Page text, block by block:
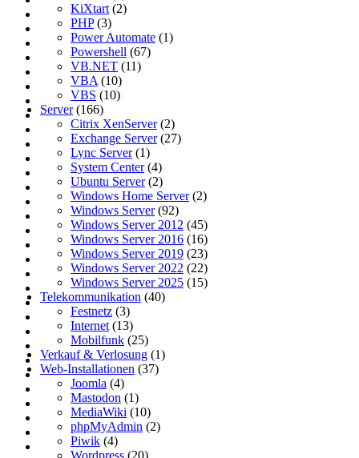
KiXtart (2)
PHP(3)
Power Automate (1)
Powershell (67)
VB.NET (11)
VBA (10)
VBS (10)
Server(166)
Citrix XenServer(2)
Exchange Server(27)
Lync Server(1)
System Center(4)
Ubuntu Server(2)
Windows Home Server(2)
Windows Server(92)
Windows Server 2012 (45)
Windows Server 2016 (16)
Windows Server 2019 (23)
Windows Server 2022 (22)
Windows Server 2025 (15)
Telekommunikation (40)
Festnetz (3)
Internet (13)
Mobilfunk (25)
Verkauf & Verlosung (1)
Web-Installationen (37)
Joomla (4)
Mastodon (1)
MediaWiki (10)
phpMyAdmin (2)
Piwik (4)